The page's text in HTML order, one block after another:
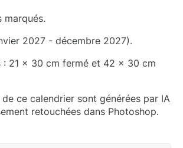
marqués.
2027 - décembre 2027).
: 21 x 30 cm fermé et 42 x 30 cm
de ce calendrier sont générées par IA
retouchées dans Photoshop.